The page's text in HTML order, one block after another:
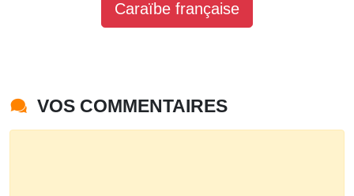
Caraïbe française
VOS COMMENTAIRES